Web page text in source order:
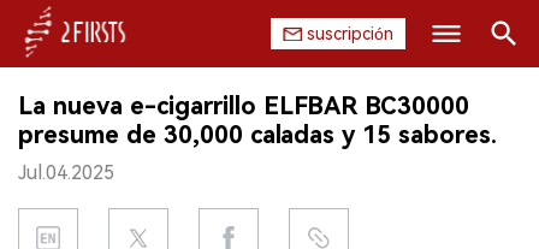
suscripción
INICIO
EMPRESA
PRODUCTO
Buscar
La nueva e-cigarrillo ELFBAR BC30000
presume de 30,000 caladas y 15 sabores.
Jul.04.2025